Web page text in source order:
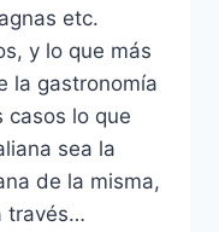
etc.
y lo que más
la gastronomía
casos lo que
sea la
de la misma,
través…